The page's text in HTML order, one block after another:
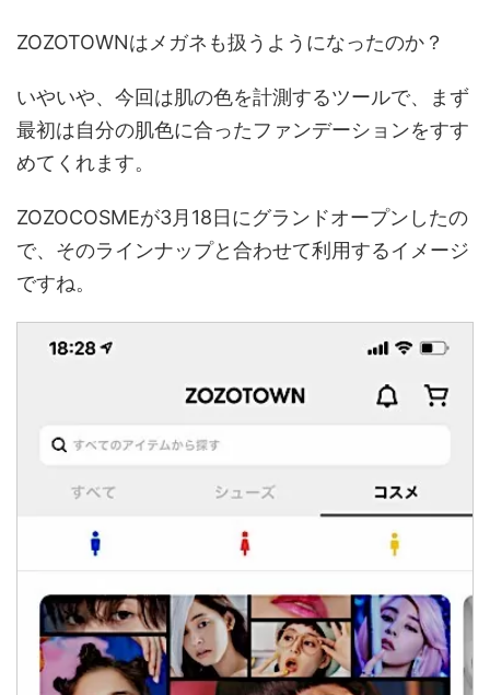
ZOZOTOWNはメガネも扱うようになったのか？
いやいや、今回は肌の色を計測するツールで、まず
最初は自分の肌色に合ったファンデーションをすす
めてくれます。
ZOZOCOSMEが3月18日にグランドオープンしたの
で、そのラインナップと合わせて利用するイメージ
ですね。